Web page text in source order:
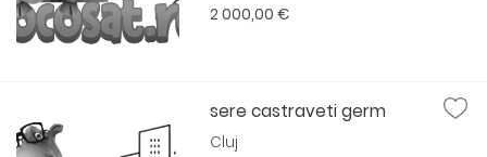
2 000,00 €
sere castraveti germ
Cluj